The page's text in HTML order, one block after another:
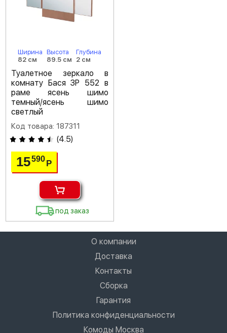
Ширина
82 см
Высота
89.5 см
Глубина
2 см
Туалетное зеркало в
комнату Бася ЗР 552 в
раме ясень шимо
темный/ясень шимо
светлый
Код товара: 187311
(4.5)
15590Р
под заказ
О компании
Доставка
Контакты
Сборка
Гарантия
Политика конфиденциальности
Комоды Москва